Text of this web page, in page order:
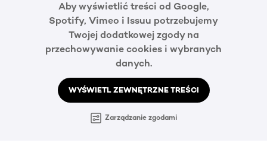
Aby wyświetlić treści od Google,
Spotify, Vimeo i Issuu potrzebujemy
Twojej dodatkowej zgody na
przechowywanie cookies i wybranych
danych.
WYŚWIETL ZEWNĘTRZNE TREŚCI
Zarządzanie zgodami